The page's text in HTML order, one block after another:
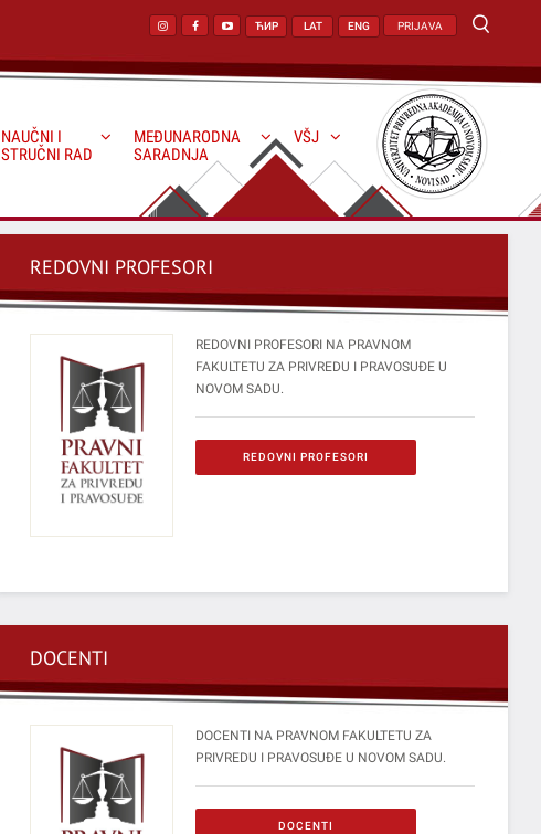
PRIJAVA
ЋИР LAT ENG
NAUČNI I
STRUČNI RAD
MEĐUNARODNA
SARADNJA
VŠJ
REDOVNI PROFESORI
REDOVNI PROFESORI NA PRAVNOM
FAKULTETU ZA PRIVREDU I PRAVOSUĐE U
NOVOM SADU.
REDOVNI PROFESORI
DOCENTI
DOCENTI NA PRAVNOM FAKULTETU ZA
PRIVREDU I PRAVOSUĐE U NOVOM SADU.
DOCENTI